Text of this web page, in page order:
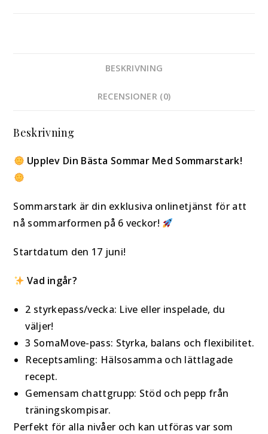
BESKRIVNING
RECENSIONER (0)
Beskrivning
Upplev Din Bästa Sommar Med Sommarstark!
Sommarstark är din exklusiva onlinetjänst för att
nå sommarformen på 6 veckor!
Startdatum den 17 juni!
Vad ingår?
2 styrkepass/vecka: Live eller inspelade, du
väljer!
3 SomaMove-pass: Styrka, balans och flexibilitet.
Receptsamling: Hälsosamma och lättlagade
recept.
Gemensam chattgrupp: Stöd och pepp från
träningskompisar.
Perfekt för alla nivåer och kan utföras var som